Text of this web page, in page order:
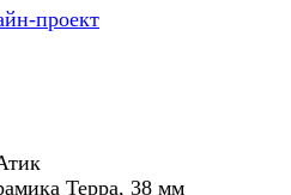
проект
Терра, 38 мм